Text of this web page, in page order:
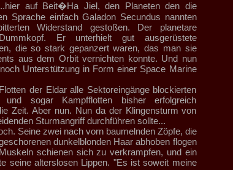
auf Beit�Ha Jiel, den Planeten den die
Sprache einfach Galadon Secundus nannten
Widerstand gestoßen. Der planetare
Er unterhielt gut ausgerüstete
die so stark gepanzert waren, das man sie
aus dem Orbit vernichten konnte. Und nun
Unterstützung in Form einer Space Marine
der Eldar alle Sektoreingänge blockierten
und sogar Kampfflotten bisher erfolgreich
Zeit. Aber nun. Nun da der Klingensturm von
Sturmangriff durchführen sollte...
Seine zwei nach vorn baumelnden Zöpfe, die
dunkelblonden Haar abhoben flogen
schienen sich zu verkrampfen, und ein
seine alterslosen Lippen. "Es ist soweit meine